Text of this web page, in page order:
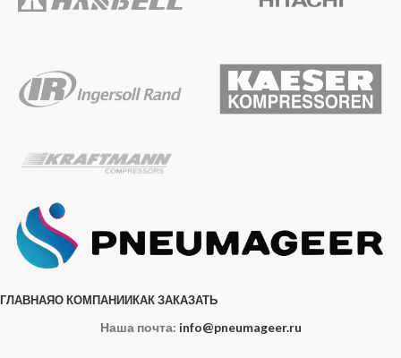
ГЛАВНАЯО КОМПАНИИКАК ЗАКАЗАТЬ
Наша почта: info@pneumageer.ru